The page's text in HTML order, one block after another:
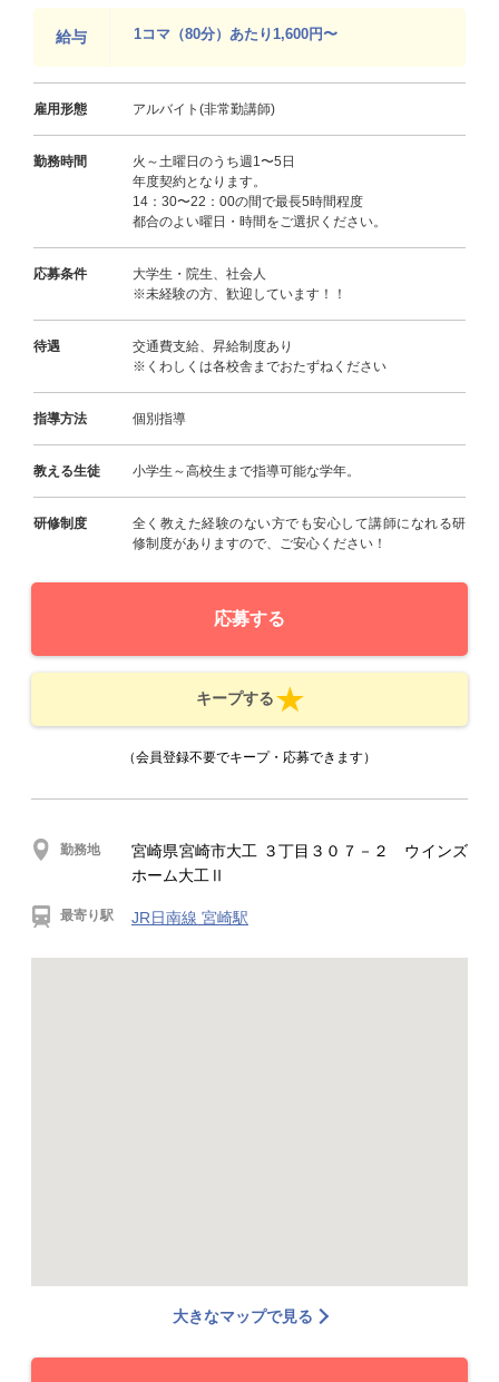
給与 1コマ（80分）あたり1,600円〜
雇用形態 アルバイト(非常勤講師)
勤務時間
火～土曜日のうち週1〜5日
年度契約となります。
14：30〜22：00の間で最長5時間程度
都合のよい曜日・時間をご選択ください。
応募条件
大学生・院生、社会人
※未経験の方、歓迎しています！！
待遇
交通費支給、昇給制度あり
※くわしくは各校舎までおたずねください
指導方法 個別指導
教える生徒 小学生～高校生まで指導可能な学年。
研修制度
全く教えた経験のない方でも安心して講師になれる研
修制度がありますので、ご安心ください！
応募する
キープする
（会員登録不要でキープ・応募できます）
勤務地
宮崎県宮崎市大工 ３丁目３０７－２ ウインズ
ホーム大工Ⅱ
最寄り駅 JR日南線 宮崎駅
大きなマップで見る